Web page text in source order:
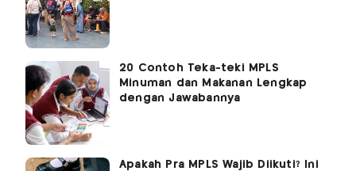
20 Contoh Teka-teki MPLS
Minuman dan Makanan Lengkap
dengan Jawabannya
Apakah Pra MPLS Wajib Diikuti? Ini